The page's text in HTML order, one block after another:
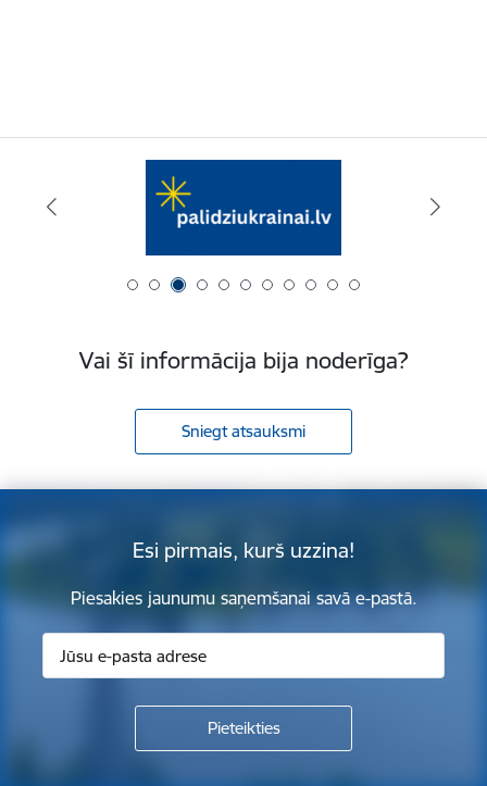
Vai šī informācija bija noderīga?
Sniegt atsauksmi
Esi pirmais, kurš uzzina!
Piesakies jaunumu saņemšanai savā e-pastā.